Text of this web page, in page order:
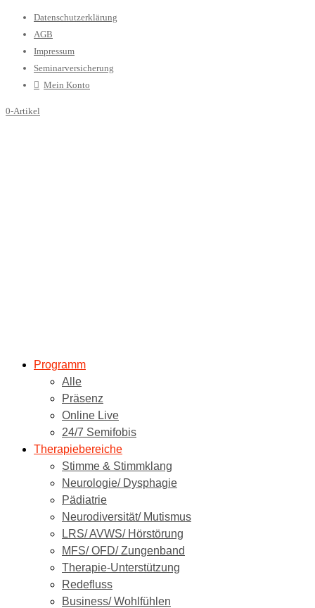
Datenschutzerklärung
AGB
Impressum
Seminarversicherung
Mein Konto
0-Artikel
Programm
Alle
Präsenz
Online Live
24/7 Semifobis
Therapiebereiche
Stimme & Stimmklang
Neurologie/ Dysphagie
Pädiatrie
Neurodiversität/ Mutismus
LRS/ AVWS/ Hörstörung
MFS/ OFD/ Zungenband
Therapie-Unterstützung
Redefluss
Business/ Wohlfühlen